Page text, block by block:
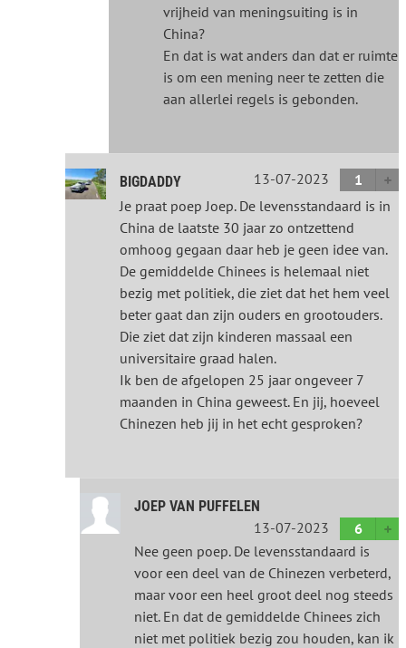
vrijheid van meningsuiting is in
China?
En dat is wat anders dan dat er ruimte
is om een mening neer te zetten die
aan allerlei regels is gebonden.
BIGDADDY 13-07-2023
1
Je praat poep Joep. De levensstandaard is in
China de laatste 30 jaar zo ontzettend
omhoog gegaan daar heb je geen idee van.
De gemiddelde Chinees is helemaal niet
bezig met politiek, die ziet dat het hem veel
beter gaat dan zijn ouders en grootouders.
Die ziet dat zijn kinderen massaal een
universitaire graad halen.
Ik ben de afgelopen 25 jaar ongeveer 7
maanden in China geweest. En jij, hoeveel
Chinezen heb jij in het echt gesproken?
JOEP VAN PUFFELEN
13-07-2023
6
Nee geen poep. De levensstandaard is
voor een deel van de Chinezen verbeterd,
maar voor een heel groot deel nog steeds
niet. En dat de gemiddelde Chinees zich
niet met politiek bezig zou houden, kan ik